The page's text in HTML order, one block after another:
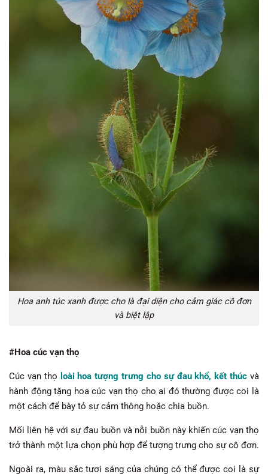
Hoa anh túc xanh được cho là đại diện cho cảm giác cô đơn
và biệt lập
#Hoa cúc vạn thọ
Cúc vạn thọ loài hoa tượng trưng cho sự đau khổ, kết thúc và
hành động tặng hoa cúc vạn thọ cho ai đó thường được coi là
một cách để bày tỏ sự cảm thông hoặc chia buồn.
Mối liên hệ với sự đau buồn và nỗi buồn này khiến cúc vạn thọ
trở thành một lựa chọn phù hợp để tượng trưng cho sự cô đơn.
Ngoài ra, màu sắc tươi sáng của chúng có thể được coi là sự